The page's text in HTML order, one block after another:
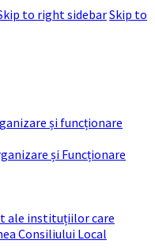
to right sidebarSkip to
și funcționare
și Funcționare
ale instituțiilor care
Consiliului Local